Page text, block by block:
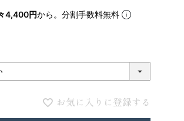
5
4,400円から。分割手数料無料
お気に入りに登録する